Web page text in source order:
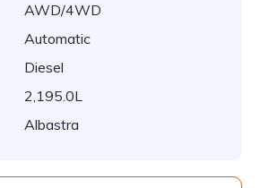
AWD/4WD
Automatic
Diesel
2,195.0L
Albastra